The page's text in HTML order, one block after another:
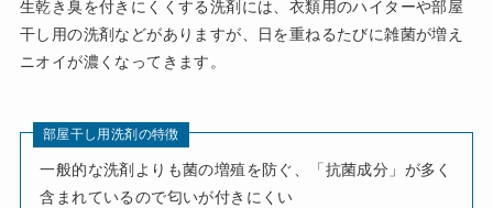
生乾き臭を付きにくくする洗剤には、衣類用のハイターや部屋
干し用の洗剤などがありますが、日を重ねるたびに雑菌が増え
ニオイが濃くなってきます。
部屋干し用洗剤の特徴
一般的な洗剤よりも菌の増殖を防ぐ、「抗菌成分」が多く
含まれているので匂いが付きにくい